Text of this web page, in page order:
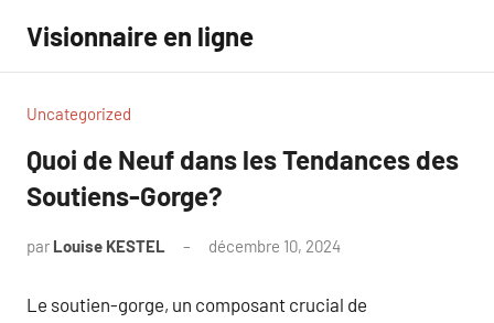
contenu
Visionnaire en ligne
Uncategorized
Quoi de Neuf dans les Tendances des
Soutiens-Gorge?
par Louise KESTEL décembre 10, 2024
Le soutien-gorge, un composant crucial de